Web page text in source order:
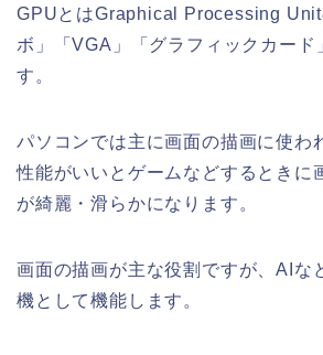
GPUとはGraphical Processing Unit
ボ」「VGA」「グラフィックカード
す。
パソコンでは主に画面の描画に使わ
性能がいいとゲームなどするときに
が綺麗・滑らかになります。
画面の描画が主な役割ですが、AIな
機として機能します。